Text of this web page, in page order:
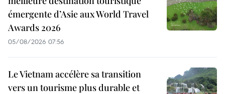
émergente d’Asie aux World Travel
Awards 2026
05/08/2026 07:56
Le Vietnam accélère sa transition
vers un tourisme plus durable et